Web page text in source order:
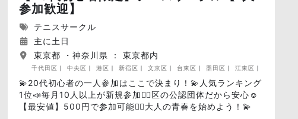
参加歓迎】
テニスサークル
主に土日
東京都 ・神奈川県 ： 東京都内
千代田区 中央区 港区 新宿区 文京区 台東区 墨田区 江東区
💫20代初心者の一人参加はここで決まり！💫人気ランキング
1位📣毎月10人以上が新規参加🏃‍♀️区の公認団体だから安心☺️
【最安値】500円で参加可能🙆‍♀️大人の青春を始めよう！💫